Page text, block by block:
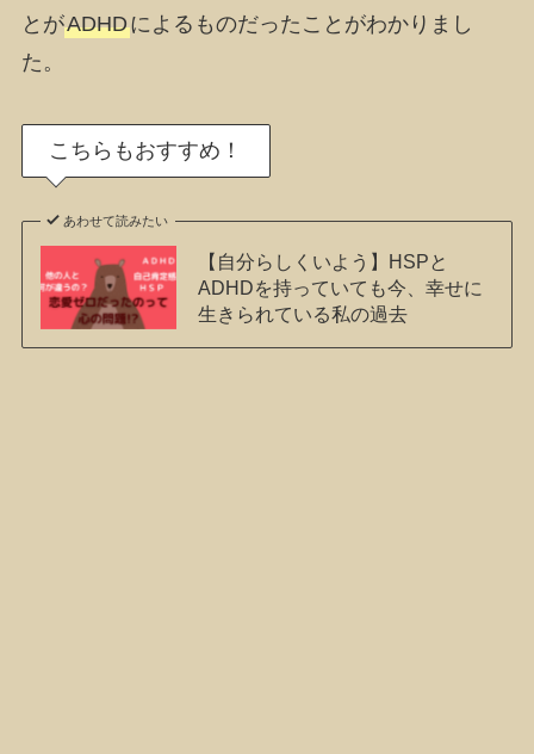
とがADHDによるものだったことがわかりまし
た。
こちらもおすすめ！
あわせて読みたい
【自分らしくいよう】HSPと
ADHDを持っていても今、幸せに
生きられている私の過去